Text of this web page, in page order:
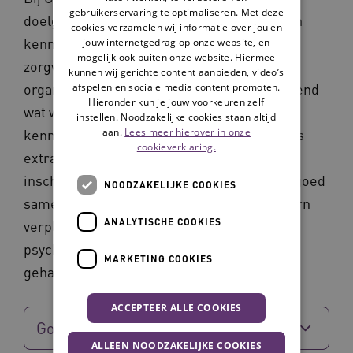
doelgroepen. Dat maakt het organiseren van
kennis des te uitdagender. Desiree: ‘Geen
zorgvraag is bij ons hetzelfde. Bij het
organiseren van de zorg kijken we voortdurend
wat we in huis hebben en waar aanvullende
kennis nodig is. Dat betekent soms collega’s
extra instrueren of externe expertise
inschakelen. We werken bijvoorbeeld heel goed
samen met experts van de GGZ en een extern
verpleegkundig specialist op het gebied van
psychiatrie en verstandelijk
gehandicaptenzorg.’
Gooisch Leven
gebruikerservaring te optimaliseren. Met deze
cookies verzamelen wij informatie over jou en
jouw internetgedrag op onze website, en
mogelijk ook buiten onze website. Hiermee
kunnen wij gerichte content aanbieden, video’s
afspelen en sociale media content promoten.
Hieronder kun je jouw voorkeuren zelf
instellen. Noodzakelijke cookies staan altijd
aan. Lees meer hierover in onze
cookieverklaring.
NOODZAKELIJKE COOKIES
ANALYTISCHE COOKIES
MARKETING COOKIES
ACCEPTEER ALLE COOKIES
ALLEEN NOODZAKELIJKE COOKIES